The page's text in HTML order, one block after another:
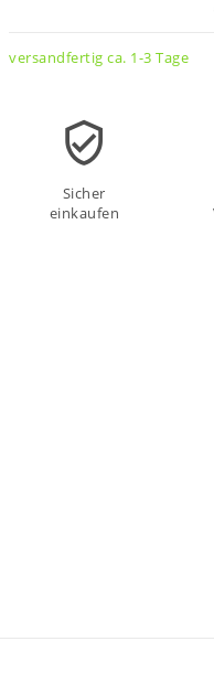
versandfertig ca. 1-3 Tage
Sicher
einkaufen